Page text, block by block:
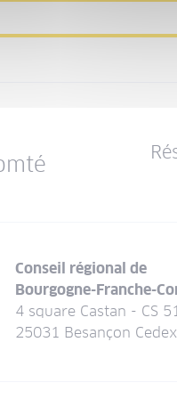
Conseil régional de
Bourgogne-Franche-
4 square Castan - CS
25031 Besançon Cedex